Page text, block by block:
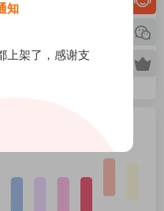
科学世界 2017全年共12本 PD
知
上架了，感谢支